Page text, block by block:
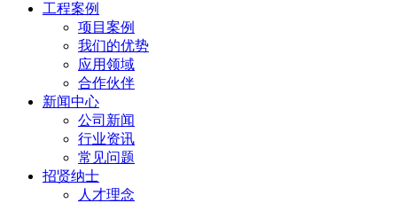
工程案例
项目案例
我们的优势
应用领域
合作伙伴
新闻中心
公司新闻
行业资讯
常见问题
招贤纳士
人才理念